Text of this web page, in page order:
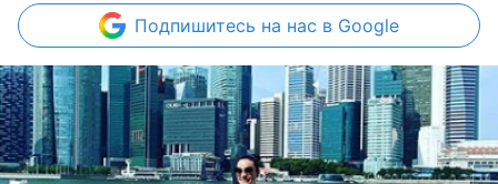
Подпишитесь на нас в Google